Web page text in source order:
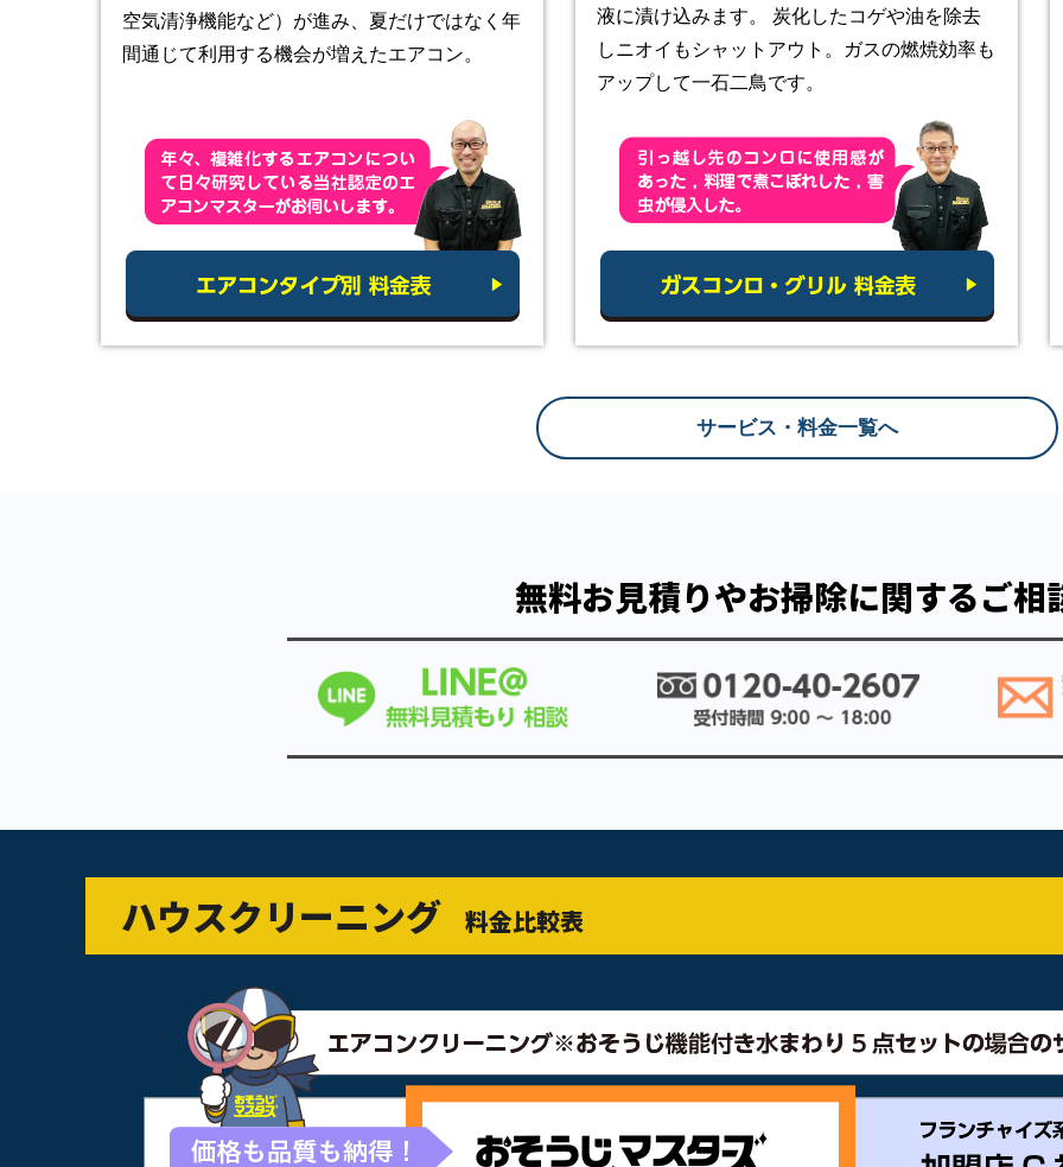
空気清浄機能など）が進み、夏だけではなく年
間通じて利用する機会が増えたエアコン。
液に漬け込みます。 炭化したコゲや油を除去
しニオイもシャットアウト。ガスの燃焼効率も
アップして一石二鳥です。
サービス・料金一覧へ
無料お見積りやお掃除に関するご相
ハウスクリーニング 料金比較表